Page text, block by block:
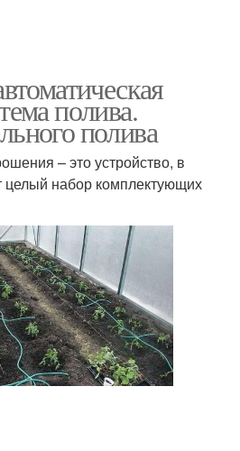
полива.
полива
– это устройство, в
целый набор комплектующих